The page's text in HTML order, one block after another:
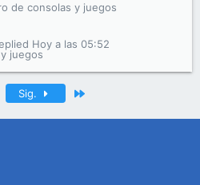
de consolas y juegos
juegos
Hoy a las 05:52
Sig.